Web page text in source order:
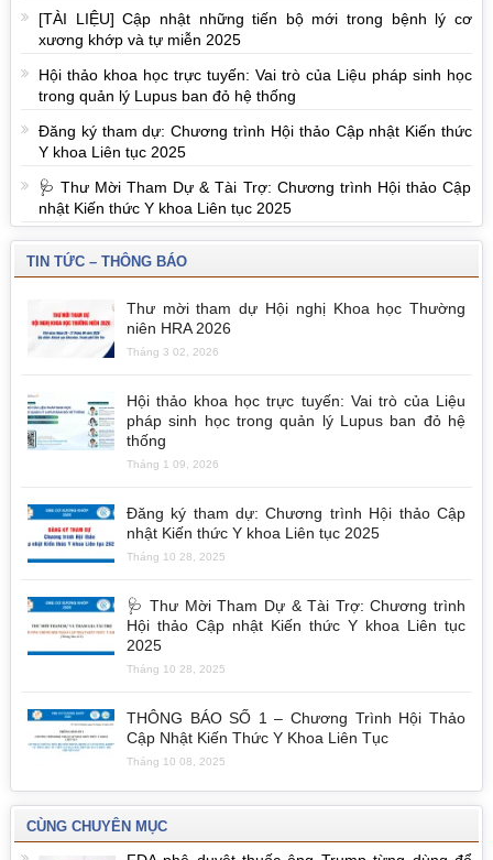
[TÀI LIỆU] Cập nhật những tiến bộ mới trong bệnh lý cơ
xương khớp và tự miễn 2025
Hội thảo khoa học trực tuyến: Vai trò của Liệu pháp sinh học
trong quản lý Lupus ban đỏ hệ thống
Đăng ký tham dự: Chương trình Hội thảo Cập nhật Kiến thức
Y khoa Liên tục 2025
🩺 Thư Mời Tham Dự & Tài Trợ: Chương trình Hội thảo Cập
nhật Kiến thức Y khoa Liên tục 2025
TIN TỨC – THÔNG BÁO
Thư mời tham dự Hội nghị Khoa học Thường
niên HRA 2026
Tháng 3 02, 2026
Hội thảo khoa học trực tuyến: Vai trò của Liệu
pháp sinh học trong quản lý Lupus ban đỏ hệ
thống
Tháng 1 09, 2026
Đăng ký tham dự: Chương trình Hội thảo Cập
nhật Kiến thức Y khoa Liên tục 2025
Tháng 10 28, 2025
🩺 Thư Mời Tham Dự & Tài Trợ: Chương trình
Hội thảo Cập nhật Kiến thức Y khoa Liên tục
2025
Tháng 10 28, 2025
THÔNG BÁO SỐ 1 – Chương Trình Hội Thảo
Cập Nhật Kiến Thức Y Khoa Liên Tục
Tháng 10 08, 2025
CÙNG CHUYÊN MỤC